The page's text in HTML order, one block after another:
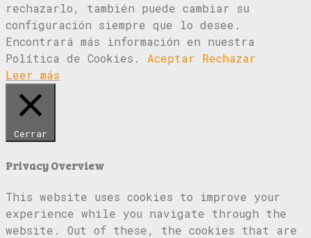
rechazarlo, también puede cambiar su
configuración siempre que lo desee.
Encontrará más información en nuestra
Política de Cookies. Aceptar Rechazar
Leer más
Cerrar
Privacy Overview
This website uses cookies to improve your
experience while you navigate through the
website. Out of these, the cookies that are